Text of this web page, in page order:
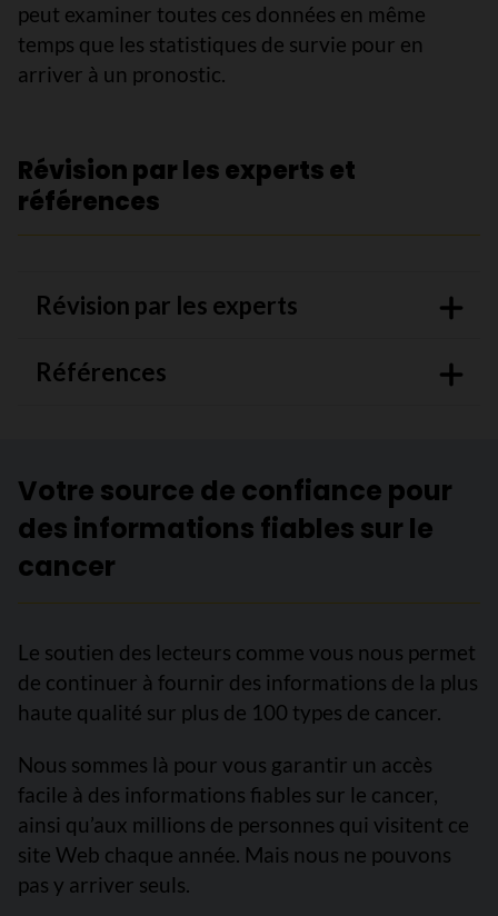
peut examiner toutes ces données en même
temps que les statistiques de survie pour en
arriver à un pronostic.
Révision par les experts et
références
Révision par les experts
Références
Votre source de confiance pour
des informations fiables sur le
cancer
Le soutien des lecteurs comme vous nous permet
de continuer à fournir des informations de la plus
haute qualité sur plus de 100 types de cancer.
Nous sommes là pour vous garantir un accès
facile à des informations fiables sur le cancer,
ainsi qu’aux millions de personnes qui visitent ce
site Web chaque année. Mais nous ne pouvons
pas y arriver seuls.